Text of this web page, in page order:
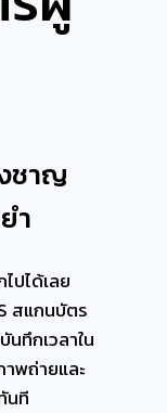
ชาญ
ำ
ปได้เลย
สแกนบัตร
ทึกเวลาใน
พถ่ายและ
นที